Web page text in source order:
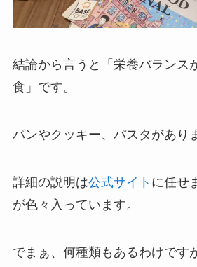
結論から言うと「栄養バランス
食」です。
パンやクッキー、パスタがあり
詳細の説明は公式サイト に任せ
が色々入っています。
でまぁ、何種類もあるわけです